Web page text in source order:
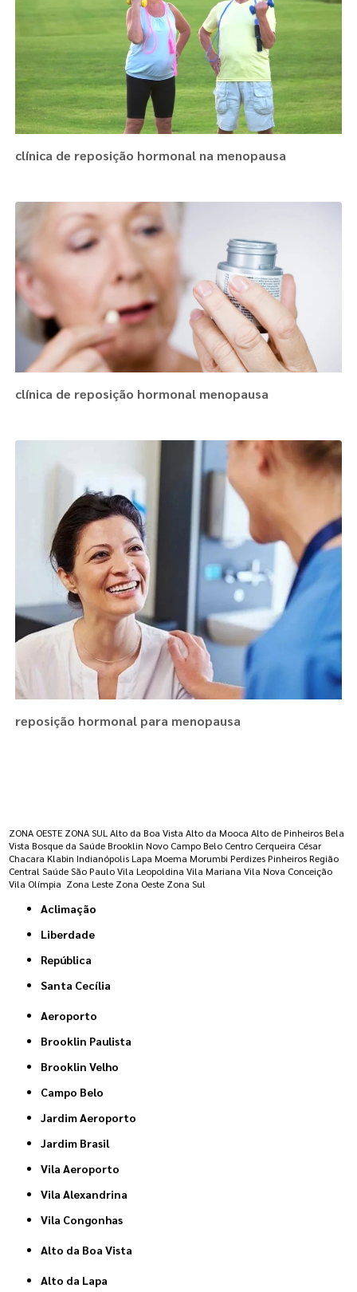
clínica de reposição hormonal na menopausa
clínica de reposição hormonal menopausa
reposição hormonal para menopausa
ZONA OESTE ZONA SUL Alto da Boa Vista Alto da Mooca Alto de Pinheiros Bela
Vista Bosque da Saúde Brooklin Novo Campo Belo Centro Cerqueira César
Chacara Klabin Indianópolis Lapa Moema Morumbi Perdizes Pinheiros Região
Central Saúde São Paulo Vila Leopoldina Vila Mariana Vila Nova Conceição
Vila Olímpia Zona Leste Zona Oeste Zona Sul
Aclimação
Liberdade
República
Santa Cecília
Aeroporto
Brooklin Paulista
Brooklin Velho
Campo Belo
Jardim Aeroporto
Jardim Brasil
Vila Aeroporto
Vila Alexandrina
Vila Congonhas
Alto da Boa Vista
Alto da Lapa